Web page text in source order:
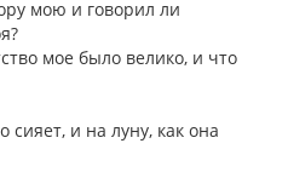
мою и говорил ли
мое было велико, и что
сияет, и на луну, как она